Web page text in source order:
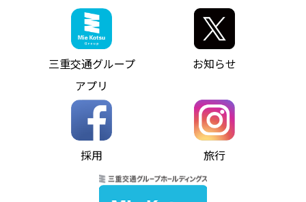
ミジュマルのラッピングバス（鈴鹿管内）
参宮バス
神都バス
パールシャトル
バス情報の見える化
コミュニティバス
バス・タクシー交通広告
異常事態発生時のお願い
アイコンの説明
インターネット予約
よくあるご質問
お問い合わせ
ザ・バスコレクション三重交通バスセット
三重交通公式グッズ
ファンコーナー
お問い合わせ
お知らせ・最新情報一覧
ニュースリリース
お問い合わせ
個人情報保護方針
ソーシャルメディア運用ポリシー
ホームページのご利用にあたって
Notes for Using this Website
三重交通グループ
アプリ
お知らせ
採用 旅行